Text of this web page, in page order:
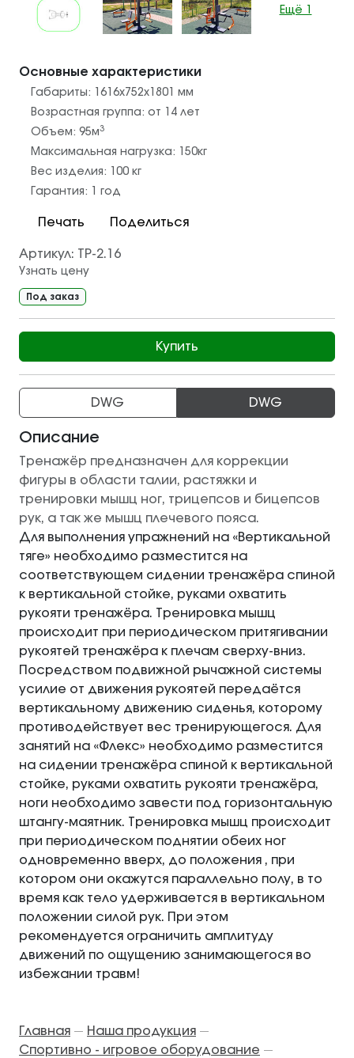
Ещё 1
Основные характеристики
Габариты: 1616х752х1801 мм
Возрастная группа: от 14 лет
Объем: 95м3
Максимальная нагрузка: 150кг
Вес изделия:
100 кг
Гарантия:
1 год
Печать Поделиться
Артикул: ТР-2.16
Узнать цену
Под заказ
Купить
DWG DWG
Описание
Тренажёр предназначен для коррекции
фигуры в области талии, растяжки и
тренировки мышц ног, трицепсов и бицепсов
рук, а так же мышц плечевого пояса.
Для выполнения упражнений на «Вертикальной
тяге» необходимо разместится на
соответствующем сидении тренажёра спиной
к вертикальной стойке, руками охватить
рукояти тренажёра. Тренировка мышц
происходит при периодическом притягивании
рукоятей тренажёра к плечам сверху-вниз.
Посредством подвижной рычажной системы
усилие от движения рукоятей передаётся
вертикальному движению сиденья, которому
противодействует вес тренирующегося. Для
занятий на «Флекс» необходимо разместится
на сидении тренажёра спиной к вертикальной
стойке, руками охватить рукояти тренажёра,
ноги необходимо завести под горизонтальную
штангу-маятник. Тренировка мышц происходит
при периодическом поднятии обеих ног
одновременно вверх, до положения , при
котором они окажутся параллельно полу, в то
время как тело удерживается в вертикальном
положении силой рук. При этом
рекомендуется ограничить амплитуду
движений по ощущению занимающегося во
избежании травм!
Главная — Наша продукция —
Спортивно - игровое оборудование —